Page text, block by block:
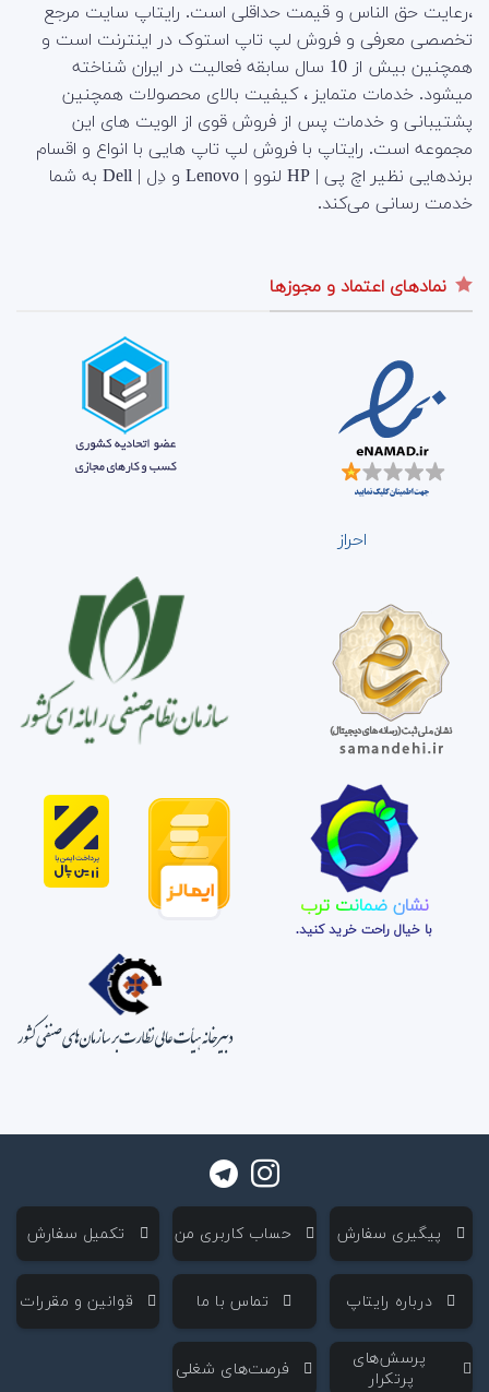
،رعایت حق الناس و قیمت حداقلی است. رایتاپ سایت مرجع
تخصصی معرفی و فروش لپ تاپ استوک در اینترنت است و
همچنین بیش از 10 سال سابقه فعالیت در ایران شناخته
میشود. خدمات متمایز ، کیفیت بالای محصولات همچنین
پشتیبانی و خدمات پس از فروش قوی از الویت های این
مجموعه است. رایتاپ با فروش لپ تاپ هایی با انواع و اقسام
برندهایی نظیر اچ پی | HP لنوو | Lenovo و دِل | Dell به شما
خدمت رسانی می‌کند.
نمادهای اعتماد و مجوزها
احراز
نشان ضمانت ترب
با خیال راحت خرید کنید.
‌ پیگیری سفارش ‌ حساب کاربری من ‌ تکمیل سفارش
‌ درباره رایتاپ ‌ تماس با ما ‌ قوانین و مقررات
‌ پرسش‌های
پرتکرار
‌ فرصت‌های شغلی